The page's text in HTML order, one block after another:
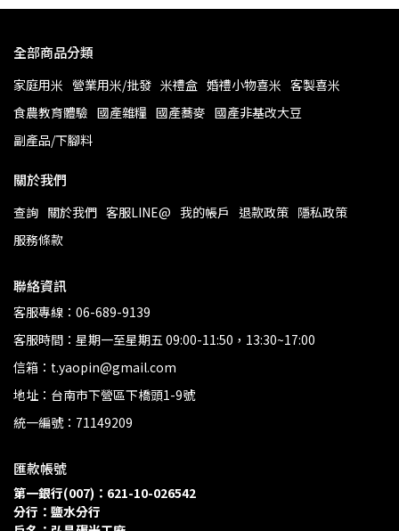
全部商品分類
家庭用米 營業用米/批發 米禮盒 婚禮小物喜米 客製喜米
食農教育體驗 國產雜糧 國產蕎麥 國產非基改大豆
副產品/下腳料
關於我們
查詢 關於我們 客服LINE@ 我的帳戶 退款政策 隱私政策
服務條款
聯絡資訊
客服專線：06-689-9139
客服時間：星期一至星期五 09:00-11:50，13:30~17:00
信箱：t.yaopin@gmail.com
地址：台南市下營區下橋頭1-9號
統一編號：71149209
匯款帳號
第一銀行(007)：621-10-026542
分行：鹽水分行